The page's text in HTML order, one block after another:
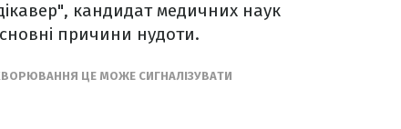
кандидат медичних наук
причини нудоти.
ЦЕ МОЖЕ СИГНАЛІЗУВАТИ